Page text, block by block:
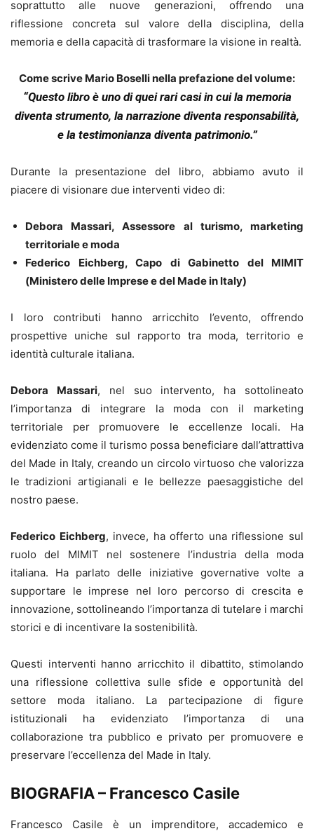
soprattutto alle nuove generazioni, offrendo una
riflessione concreta sul valore della disciplina, della
memoria e della capacità di trasformare la visione in realtà.
Come scrive Mario Boselli nella prefazione del volume:
“Questo libro è uno di quei rari casi in cui la memoria
diventa strumento, la narrazione diventa responsabilità,
e la testimonianza diventa patrimonio.”
Durante la presentazione del libro, abbiamo avuto il
piacere di visionare due interventi video di:
Debora Massari, Assessore al turismo, marketing
territoriale e moda
Federico Eichberg, Capo di Gabinetto del MIMIT
(Ministero delle Imprese e del Made in Italy)
I loro contributi hanno arricchito l’evento, offrendo
prospettive uniche sul rapporto tra moda, territorio e
identità culturale italiana.
Debora Massari, nel suo intervento, ha sottolineato
l’importanza di integrare la moda con il marketing
territoriale per promuovere le eccellenze locali. Ha
evidenziato come il turismo possa beneficiare dall’attrattiva
del Made in Italy, creando un circolo virtuoso che valorizza
le tradizioni artigianali e le bellezze paesaggistiche del
nostro paese.
Federico Eichberg, invece, ha offerto una riflessione sul
ruolo del MIMIT nel sostenere l’industria della moda
italiana. Ha parlato delle iniziative governative volte a
supportare le imprese nel loro percorso di crescita e
innovazione, sottolineando l’importanza di tutelare i marchi
storici e di incentivare la sostenibilità.
Questi interventi hanno arricchito il dibattito, stimolando
una riflessione collettiva sulle sfide e opportunità del
settore moda italiano. La partecipazione di figure
istituzionali ha evidenziato l’importanza di una
collaborazione tra pubblico e privato per promuovere e
preservare l’eccellenza del Made in Italy.
BIOGRAFIA – Francesco Casile
Francesco Casile è un imprenditore, accademico e